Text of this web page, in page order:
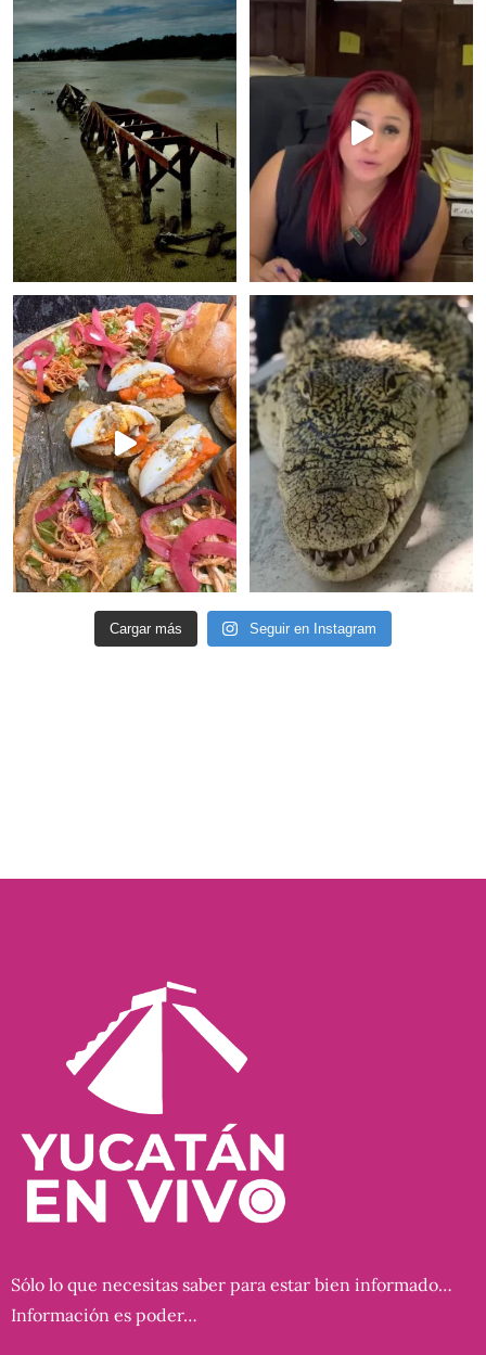
Cargar más Seguir en Instagram
Sólo lo que necesitas saber para estar bien informado…
Información es poder…